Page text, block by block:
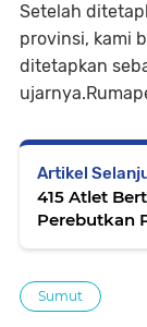
Setelah
provinsi, kami
ditetapkan
Artikel
415 Atlet
Perebutkan
Sumut